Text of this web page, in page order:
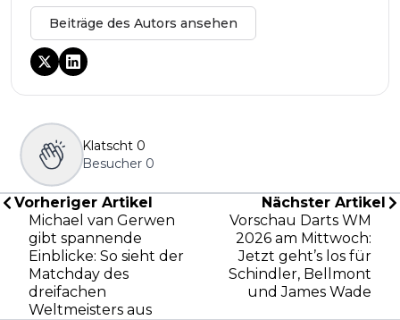
Beiträge des Autors ansehen
Klatscht 0
Besucher 0
Vorheriger Artikel
Michael van Gerwen
gibt spannende
Einblicke: So sieht der
Matchday des
dreifachen
Weltmeisters aus
Nächster Artikel
Vorschau Darts WM
2026 am Mittwoch:
Jetzt geht’s los für
Schindler, Bellmont
und James Wade